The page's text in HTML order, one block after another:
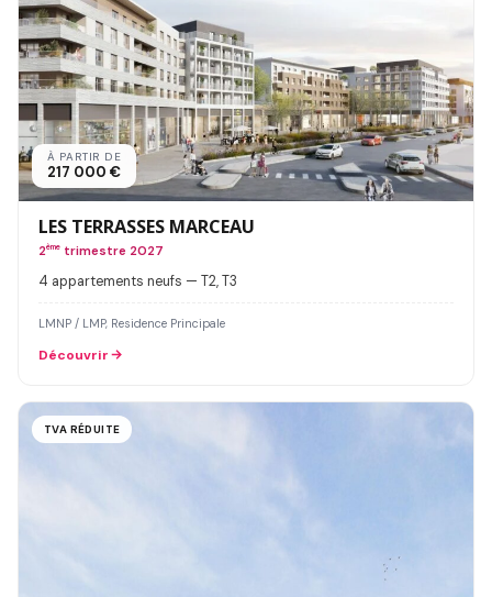
À PARTIR DE
217 000 €
LES TERRASSES MARCEAU
2ème trimestre 2027
4 appartements neufs — T2, T3
LMNP / LMP, Residence Principale
Découvrir
TVA RÉDUITE